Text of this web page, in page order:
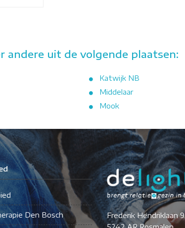
andere uit de volgende plaatsen:
Katwijk NB
Middelaar
Mook
Den Bosch
Frederik Hendriklaan 9